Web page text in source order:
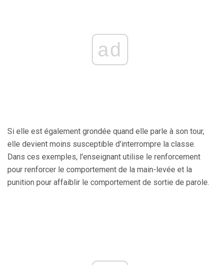
ad
Si elle est également grondée quand elle parle à son tour,
elle devient moins susceptible d'interrompre la classe.
Dans ces exemples, l'enseignant utilise le renforcement
pour renforcer le comportement de la main-levée et la
punition pour affaiblir le comportement de sortie de parole.